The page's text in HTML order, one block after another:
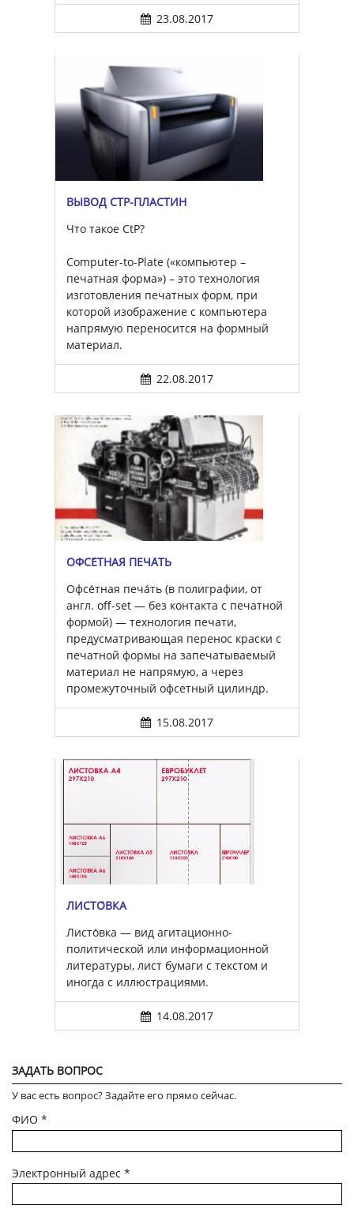
23.08.2017
ВЫВОД CTP-ПЛАСТИН
Что такое CtP?
Computer-to-Plate («компьютер –
печатная форма») – это технология
изготовления печатных форм, при
которой изображение с компьютера
напрямую переносится на формный
материал.
22.08.2017
ОФСЕ́ТНАЯ ПЕЧА́ТЬ
Офсе́тная печа́ть (в полиграфии, от
англ. off-set — без контакта с печатной
формой) — технология печати,
предусматривающая перенос краски с
печатной формы на запечатываемый
материал не напрямую, а через
промежуточный офсетный цилиндр.
15.08.2017
ЛИСТО́ВКА
Листо́вка — вид агитационно-
политической или информационной
литературы, лист бумаги с текстом и
иногда с иллюстрациями.
14.08.2017
ЗАДАТЬ ВОПРОС
У вас есть вопрос? Задайте его прямо сейчас.
ФИО *
Электронный адрес *